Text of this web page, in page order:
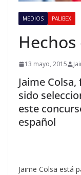
MEDIOS PALIBEX
13 mayo, 2015
Jaime
sido
este
español
Jaime Colsa está